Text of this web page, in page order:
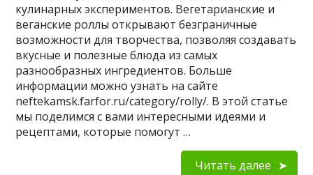
кулинарных экспериментов. Вегетарианские и
веганские роллы открывают безграничные
возможности для творчества, позволяя создавать
вкусные и полезные блюда из самых
разнообразных ингредиентов. Больше
информации можно узнать на сайте
neftekamsk.farfor.ru/category/rolly/. В этой статье
мы поделимся с вами интересными идеями и
рецептами, которые помогут …
Читать далее